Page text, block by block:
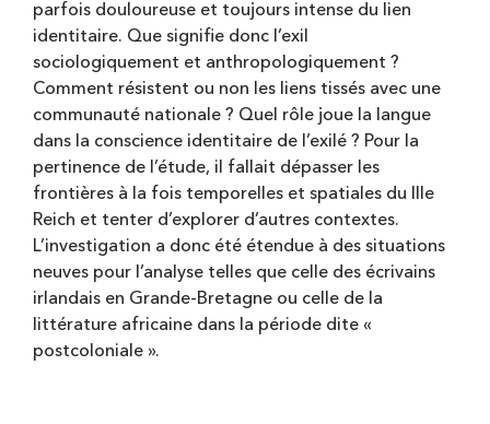
parfois douloureuse et toujours intense du lien
identitaire. Que signifie donc l’exil
sociologiquement et anthropologiquement ?
Comment résistent ou non les liens tissés avec une
communauté nationale ? Quel rôle joue la langue
dans la conscience identitaire de l’exilé ? Pour la
pertinence de l’étude, il fallait dépasser les
frontières à la fois temporelles et spatiales du IIIe
Reich et tenter d’explorer d’autres contextes.
L’investigation a donc été étendue à des situations
neuves pour l’analyse telles que celle des écrivains
irlandais en Grande-Bretagne ou celle de la
littérature africaine dans la période dite «
postcoloniale ».